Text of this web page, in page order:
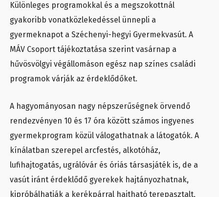
Különleges programokkal és a megszokottnál
gyakoribb vonatközlekedéssel ünnepli a
gyermeknapot a Széchenyi-hegyi Gyermekvasút. A
MÁV Csoport tájékoztatása szerint vasárnap a
hűvösvölgyi végállomáson egész nap színes családi
programok várják az érdeklődőket.
A hagyományosan nagy népszerűségnek örvendő
rendezvényen 10 és 17 óra között számos ingyenes
gyermekprogram közül válogathatnak a látogatók. A
kínálatban szerepel arcfestés, alkotóház,
lufihajtogatás, ugrálóvár és óriás társasjáték is, de a
vasút iránt érdeklődő gyerekek hajtányozhatnak,
kipróbálhatják a kerékpárral hajtható terepasztalt,